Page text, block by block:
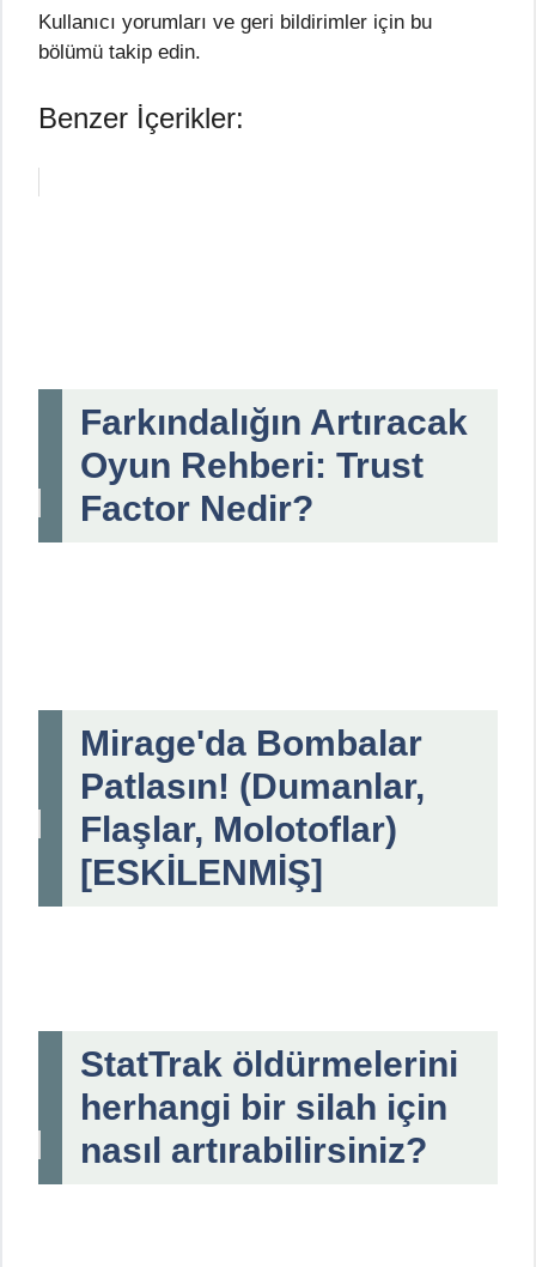
Kullanıcı yorumları ve geri bildirimler için bu
bölümü takip edin.
Benzer İçerikler:
Farkındalığın Artıracak
Oyun Rehberi: Trust
Factor Nedir?
Mirage'da Bombalar
Patlasın! (Dumanlar,
Flaşlar, Molotoflar)
[ESKİLENMİŞ]
StatTrak öldürmelerini
herhangi bir silah için
nasıl artırabilirsiniz?